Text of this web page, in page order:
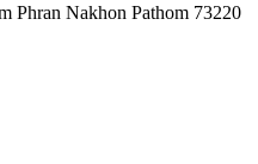
Phran Nakhon Pathom 73220